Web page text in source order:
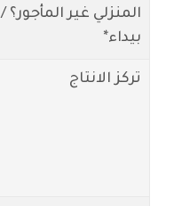
المنزلي غير المأجور؟ /
بيداء*
تركز الانتاج